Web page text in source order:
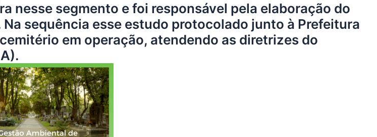
nesse segmento e foi responsável pela elaboração do
sequência esse estudo protocolado junto à Prefeitura
em operação, atendendo as diretrizes do